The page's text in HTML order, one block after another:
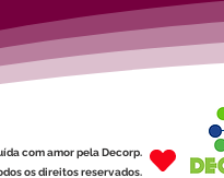
com amor pela Decorp.
os direitos reservados.